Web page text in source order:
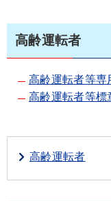
高齢運転者
高齢運転者等専
高齢運転者等標
高齢運転者